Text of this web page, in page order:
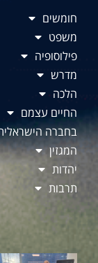
חומשים
משפט
פילוסופיה
מדרש
הלכה
החיים עצמם
בחברה
המגזין
יהדות
תרבות